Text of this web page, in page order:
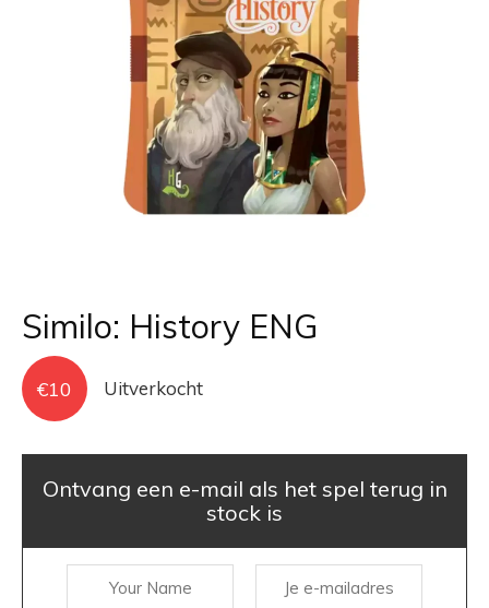
Similo: History ENG
€10 Uitverkocht
Ontvang een e-mail als het spel terug in
stock is